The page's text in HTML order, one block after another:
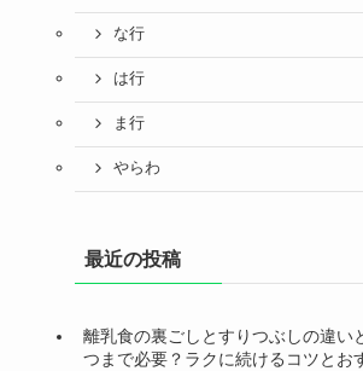
な行
は行
ま行
やらわ
最近の投稿
離乳食の裏ごしとすりつぶしの違い
つまで必要？ラクに続けるコツとお